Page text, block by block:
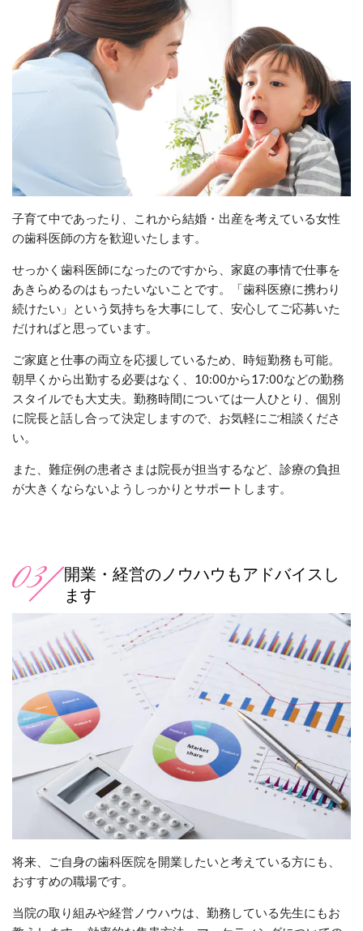
子育て中であったり、これから結婚・出産を考えている女性
の歯科医師の方を歓迎いたします。
せっかく歯科医師になったのですから、家庭の事情で仕事を
あきらめるのはもったいないことです。「歯科医療に携わり
続けたい」という気持ちを大事にして、安心してご応募いた
だければと思っています。
ご家庭と仕事の両立を応援しているため、 時短勤務も可能。
朝早くから出勤する必要はなく
、10:00から17:00などの勤務
スタイルでも大丈夫。勤務時間については一人ひとり、個別
に院長と話し合って決定しますので、お気軽にご相談くださ
い。
また、難症例の患者さまは院長が担当するなど、診療の負担
が大きくならないようしっかりとサポートします。
開業・経営のノウハウもアドバイスし
ます
将来、ご自身の歯科医院を開業したいと考えている方にも、
おすすめの職場です。
当院の取り組みや経営ノウハウは、勤務している先生にもお